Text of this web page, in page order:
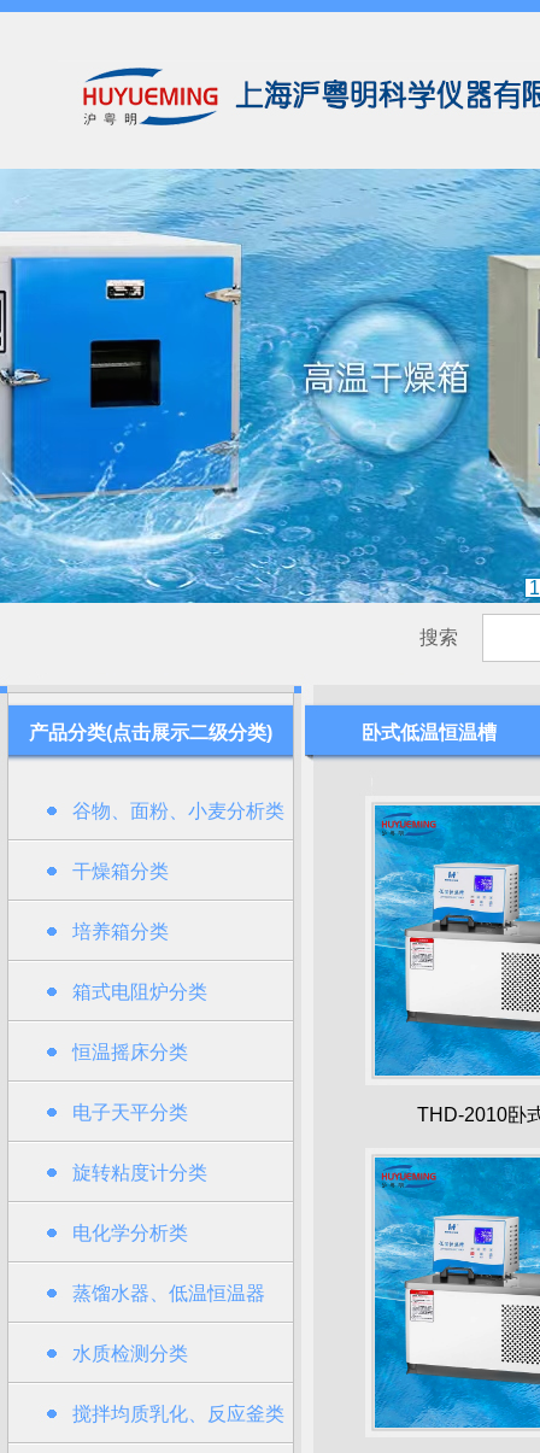
1
搜索
产品分类(点击展示二级分类)
谷物、面粉、小麦分析类
干燥箱分类
培养箱分类
箱式电阻炉分类
恒温摇床分类
电子天平分类
旋转粘度计分类
电化学分析类
蒸馏水器、低温恒温器
水质检测分类
搅拌均质乳化、反应釜类
卧式低温恒温槽
THD-2010卧